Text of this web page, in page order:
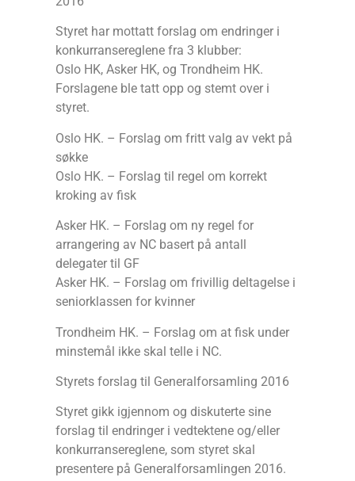
Styret har mottatt forslag om endringer i
konkurransereglene fra 3 klubber:
Oslo HK, Asker HK, og Trondheim HK.
Forslagene ble tatt opp og stemt over i
styret.
Oslo HK. – Forslag om fritt valg av vekt på
søkke
Oslo HK. – Forslag til regel om korrekt
kroking av fisk
Asker HK. – Forslag om ny regel for
arrangering av NC basert på antall
delegater til GF
Asker HK. – Forslag om frivillig deltagelse i
seniorklassen for kvinner
Trondheim HK. – Forslag om at fisk under
minstemål ikke skal telle i NC.
Styrets forslag til Generalforsamling 2016
Styret gikk igjennom og diskuterte sine
forslag til endringer i vedtektene og/eller
konkurransereglene, som styret skal
presentere på Generalforsamlingen 2016.